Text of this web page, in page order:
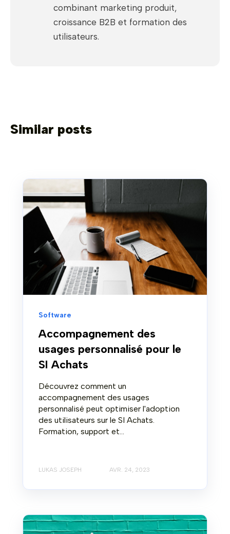
combinant marketing produit,
croissance B2B et formation des
utilisateurs.
Similar posts
Software
Accompagnement des
usages personnalisé pour le
SI Achats
Découvrez comment un
accompagnement des usages
personnalisé peut optimiser l'adoption
des utilisateurs sur le SI Achats.
Formation, support et...
LUKAS JOSEPH AVR. 24, 2023